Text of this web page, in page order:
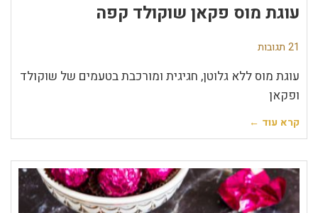
עוגת מוס פקאן שוקולד קפה
21 תגובות
עוגת מוס ללא גלוטן, חגיגית ומורכבת בטעמים של שוקולד
ופקאן
קרא עוד ←